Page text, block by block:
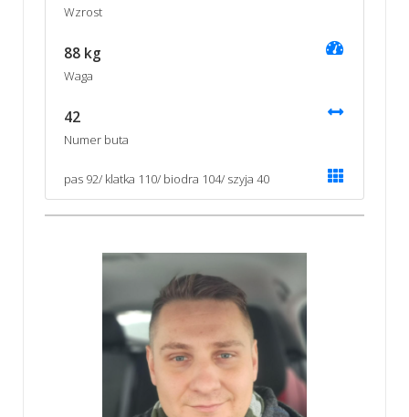
Wzrost
88 kg
Waga
42
Numer buta
pas 92/ klatka 110/ biodra 104/ szyja 40